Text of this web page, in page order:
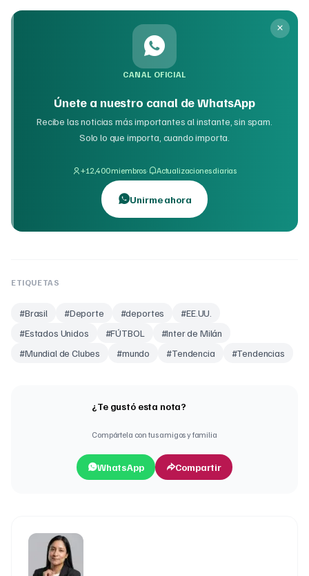
CANAL OFICIAL
Únete a nuestro canal de WhatsApp
Recibe las noticias más importantes al instante, sin spam.
Solo lo que importa, cuando importa.
+12,400 miembros· Actualizaciones diarias
Unirme ahora
ETIQUETAS
#Brasil #Deporte #deportes #EE.UU.
#Estados Unidos #FÚTBOL #Inter de Milán
#Mundial de Clubes #mundo #Tendencia #Tendencias
¿Te gustó esta nota?
Compártela con tus amigos y familia
WhatsApp Compartir